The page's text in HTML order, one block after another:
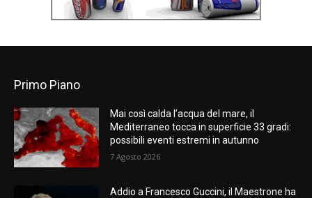
Primo Piano
Mai così calda l’acqua del mare, il
Mediterraneo tocca in superficie 33 gradi:
possibili eventi estremi in autunno
7 Agosto 2026
Addio a Francesco Guccini, il Maestrone ha